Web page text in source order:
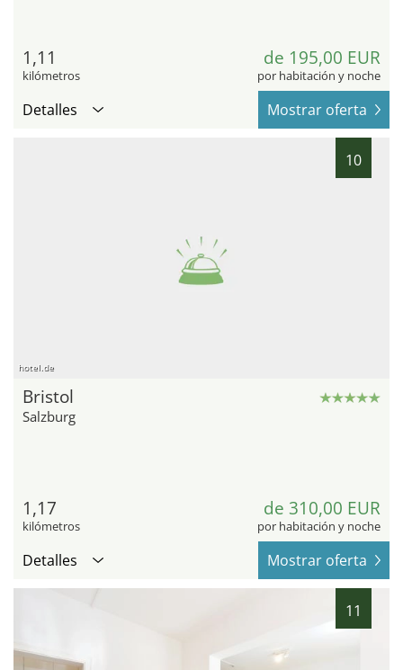
1,11
kilómetros
de 195,00 EUR
por habitación y noche
Detalles Mostrar oferta
10
hotel.de
Bristol
Salzburg
1,17
kilómetros
de 310,00 EUR
por habitación y noche
Detalles Mostrar oferta
11